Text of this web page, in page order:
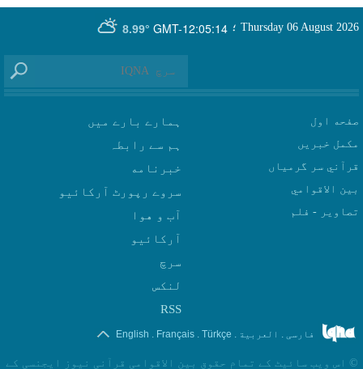
GMT-12:05:14
8.99° Thursday 06 August 2026 ؛
صفحه اول
مکمل خبریں
قرآني سر گرمياں
بين الاقوامي
تصاوير - فلم
ہمارے بارے میں
ہم سے رابطہ
سروے رپورٹ آرکائیو
آب و هوا
سرچ
لنکس
RSS
فارسی . العربیة .
Türkçe
.
Français
.
English
© اس ویب سائیٹ کے تمام حقوق بین الاقوامی قرآنی نیوز ایجنسی کے